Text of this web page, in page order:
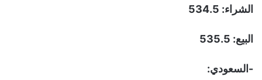
الشراء: 534.5
البيع: 535.5
-السعودي: